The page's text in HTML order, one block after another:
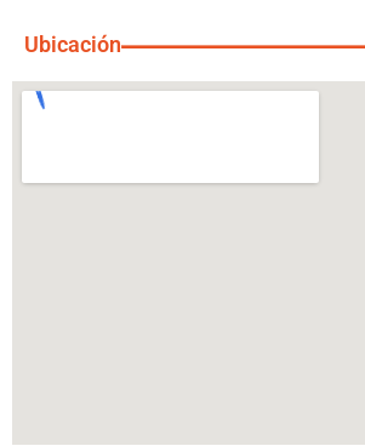
Ubicación